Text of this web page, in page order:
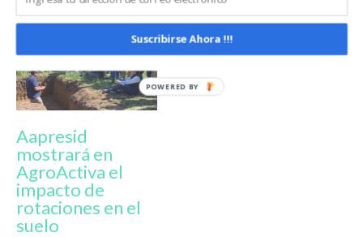
avícola
Aapresid
mostrará en
AgroActiva el
impacto de
rotaciones en el
suelo
Suscribirse Ahora !!!